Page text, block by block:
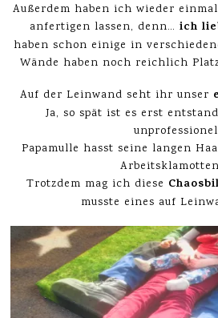
Außerdem haben ich wieder
anfertigen lassen, denn… ich
haben schon einige in
Wände haben noch reichlich
Auf der Leinwand seht ihr unser
Ja, so spät ist es erst
Papamulle hasst seine langen
Trotzdem mag ich diese
musste eines auf